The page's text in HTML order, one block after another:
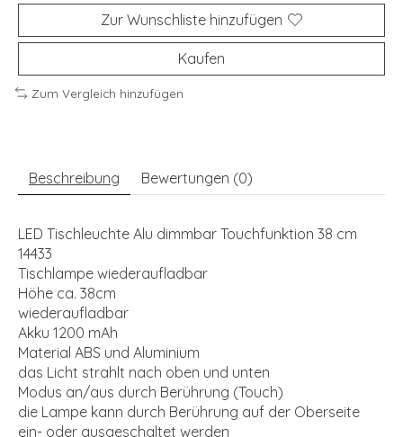
Zur Wunschliste hinzufügen
Kaufen
Zum Vergleich hinzufügen
Beschreibung Bewertungen (0)
LED Tischleuchte Alu dimmbar Touchfunktion 38 cm
14433
Tischlampe wiederaufladbar
Höhe ca. 38cm
wiederaufladbar
Akku 1200 mAh
Material ABS und Aluminium
das Licht strahlt nach oben und unten
Modus an/aus durch Berührung (Touch)
die Lampe kann durch Berührung auf der Oberseite
ein- oder ausgeschaltet werden